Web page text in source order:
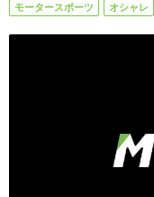
モータースポーツ オシャレ